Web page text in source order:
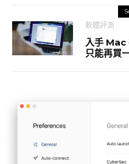
軟體評測
入手 Mac
只能再買